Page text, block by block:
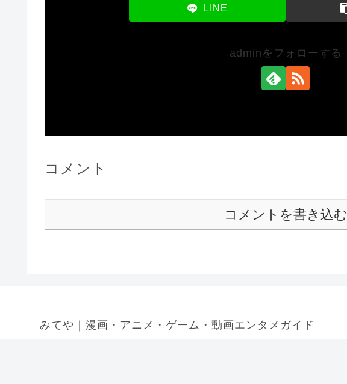
LINE
adminをフォローする
コメント
コメントを書き込む
みてや｜漫画・アニメ・ゲーム・動画エンタメガイド